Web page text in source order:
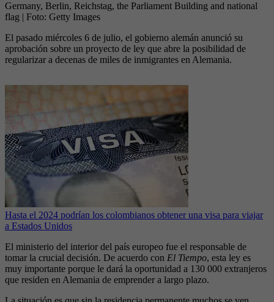
Germany, Berlin, Reichstag, the Parliament Building and national
flag | Foto: Getty Images
El pasado miércoles 6 de julio, el gobierno alemán anunció su
aprobación sobre un proyecto de ley que abre la posibilidad de
regularizar a decenas de miles de inmigrantes en Alemania.
Hasta el 2024 podrían los colombianos obtener una visa para viajar
a Estados Unidos
El ministerio del interior del país europeo fue el responsable de
tomar la crucial decisión. De acuerdo con El Tiempo, esta ley es
muy importante porque le dará la oportunidad a 130 000 extranjeros
que residen en Alemania de emprender a largo plazo.